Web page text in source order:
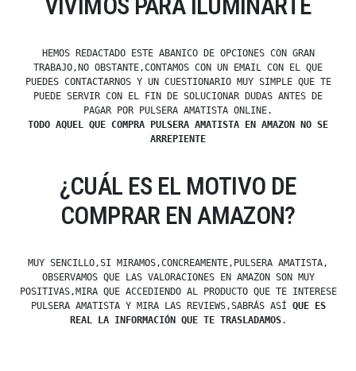
VIVIMOS PARA ILUMINARTE
HEMOS REDACTADO ESTE ABANICO DE OPCIONES CON GRAN
TRABAJO,NO OBSTANTE,CONTAMOS CON UN EMAIL CON EL QUE
PUEDES CONTACTARNOS Y UN CUESTIONARIO MUY SIMPLE QUE TE
PUEDE SERVIR CON EL FIN DE SOLUCIONAR DUDAS ANTES DE
PAGAR POR PULSERA AMATISTA ONLINE.
TODO AQUEL QUE COMPRA PULSERA AMATISTA EN AMAZON NO SE
ARREPIENTE
¿CUÁL ES EL MOTIVO DE
COMPRAR EN AMAZON?
MUY SENCILLO,SI MIRAMOS,CONCREAMENTE,PULSERA AMATISTA,
OBSERVAMOS QUE LAS VALORACIONES EN AMAZON SON MUY
POSITIVAS,MIRA QUE ACCEDIENDO AL PRODUCTO QUE TE INTERESE
PULSERA AMATISTA Y MIRA LAS REVIEWS,SABRÁS ASÍ QUE ES
REAL LA INFORMACIÓN QUE TE TRASLADAMOS.